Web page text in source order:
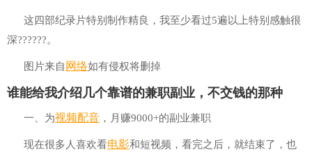
这四部纪录片特别制作精良，我至少看过5遍以上特别感触很
深??????。
图片来自网络如有侵权将删掉
谁能给我介绍几个靠谱的兼职副业，不交钱的那种
一、为视频配音 ，月赚9000+的副业兼职
现在很多人喜欢看电影和短视频，看完之后，就结束了，也